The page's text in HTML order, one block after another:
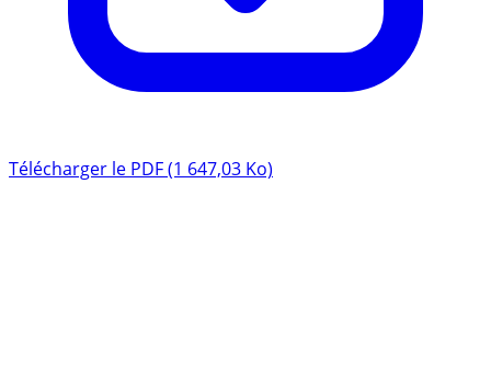
Télécharger le PDF (1 647,03 Ko)